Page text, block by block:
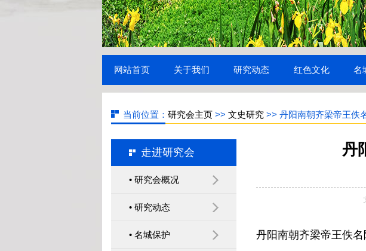
网站首页 关于我们 研究动态 红色文化 名
当前位置： 研究会主页 >> 文史研究 >> 丹阳南朝齐梁帝王佚
走进研究会
• 研究会概况
• 研究动态
• 名城保护
十次学术研讨会
丹
丹阳南朝齐梁帝王佚